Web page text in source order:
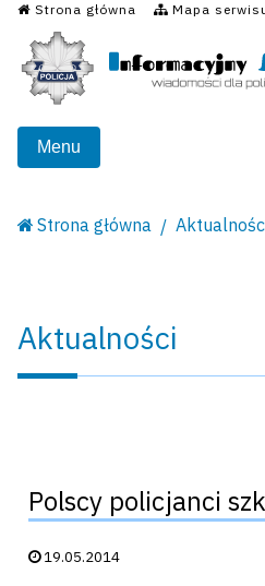
Strona główna Mapa
Menu
Strona główna
Aktualności
Polscy policjanci
Data publikacji:
19.05.2014